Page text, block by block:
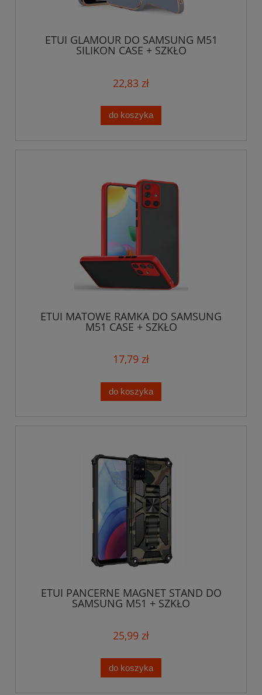
ETUI GLAMOUR DO SAMSUNG M51
SILIKON CASE + SZKŁO
22,83 zł
do koszyka
ETUI MATOWE RAMKA DO SAMSUNG
M51 CASE + SZKŁO
17,79 zł
do koszyka
ETUI PANCERNE MAGNET STAND DO
SAMSUNG M51 + SZKŁO
25,99 zł
do koszyka